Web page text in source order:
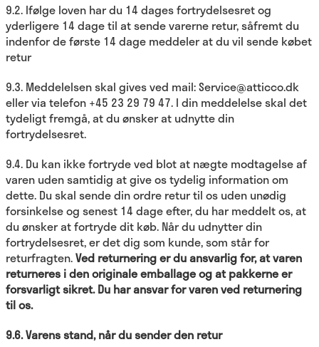
9.2. Ifølge loven har du 14 dages fortrydelsesret og
yderligere 14 dage til at sende varerne retur, såfremt du
indenfor de første 14 dage meddeler at du vil sende købet
retur
9.3. Meddelelsen skal gives ved mail: Service@atticco.dk
eller via telefon +45 23 29 79 47. I din meddelelse skal det
tydeligt fremgå, at du ønsker at udnytte din
fortrydelsesret.
9.4. Du kan ikke fortryde ved blot at nægte modtagelse af
varen uden samtidig at give os tydelig information om
dette. Du skal sende din ordre retur til os uden unødig
forsinkelse og senest 14 dage efter, du har meddelt os, at
du ønsker at fortryde dit køb. Når du udnytter din
fortrydelsesret, er det dig som kunde, som står for
returfragten.Ved returnering er du ansvarlig for, at varen
returneres i den originale emballage og at pakkerne er
forsvarligt sikret. Du har ansvar for varen ved returnering
til os.
9.6.Varens stand, når du sender den retur